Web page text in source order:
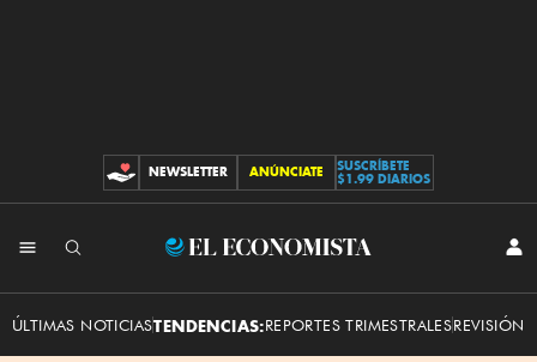
CONTRIBUCIONES
NEWSLETTER ANÚNCIATE
SUSCRÍBETE
$1.99 DIARIOS
El
ÚLTIMAS NOTICIASTENDENCIAS:REPORTES TRIMESTRALESREVISIÓN